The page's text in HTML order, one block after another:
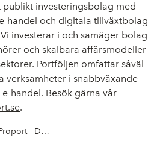
publikt investeringsbolag med
handel och digitala tillväxtbolag
investerar i och samäger bolag
och skalbara affärsmodeller
Portföljen omfattar såväl
verksamheter i snabbväxande
handel. Besök gärna vår
.
Proport - Delårsrapport första kvartalet 2026 MASTER